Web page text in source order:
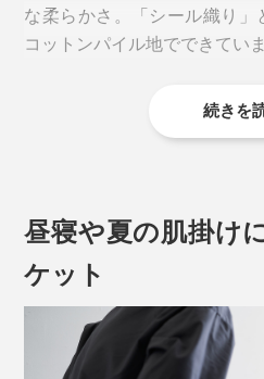
な柔らかさ。「シール織り
コットンパイル地でできていま
「シール（seal）」は、アザ
んでいるのではなく、先端を
ットン糸が、みっしり詰まっ
ふんわり柔らかい肌触りがア
続きを
昼寝や夏の肌掛け
ケット